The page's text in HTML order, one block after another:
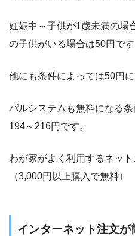
妊娠中～子供が1歳未満の場
の子供がいる場合は50円です
他にも条件によっては50円
パルシステムも無料になる
194～216円です。
わが家がよく利用するネッ
（3,000円以上購入で無料）
インターネット注文が